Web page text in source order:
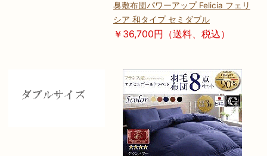
臭敷布団パワーアップ Felicia フェリ
シア 和タイプ セミダブル
￥36,700円（送料、税込）